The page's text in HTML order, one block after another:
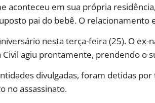
aconteceu em sua própria
pai do bebê. O
nesta terça-feira (25). O ex-
agiu prontamente, prendendo o
divulgadas, foram detidas
no assassinato.